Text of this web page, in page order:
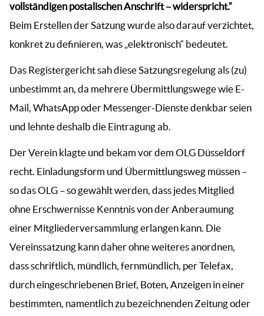
vollständigen postalischen Anschrift – widerspricht.“
Beim Erstellen der Satzung wurde also darauf verzichtet,
­konkret zu definieren, was „elektronisch“ bedeutet.
Das Registergericht sah diese Satzungsregelung als (zu)
unbestimmt an, da mehrere Übermittlungswege wie E-
Mail, WhatsApp oder Messenger-Dienste denkbar seien
und lehnte deshalb die Eintragung ab.
Der Verein klagte und bekam vor dem OLG Düsseldorf
recht. Einladungsform und Übermittlungsweg müssen –
so das OLG – so gewählt werden, dass jedes Mitglied
ohne Erschwernisse Kenntnis von der Anberaumung
einer Mitgliederversammlung erlangen kann. Die
Vereinssatzung kann daher ohne weiteres anordnen,
dass schriftlich, mündlich, fernmündlich, per­ Telefax,
durch eingeschriebenen Brief, Boten, Anzeigen in einer
bestimmten, namentlich zu bezeichnenden Zeitung oder